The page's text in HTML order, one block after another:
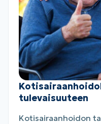
tulevaisuuteen
Kotisairaanhoidon